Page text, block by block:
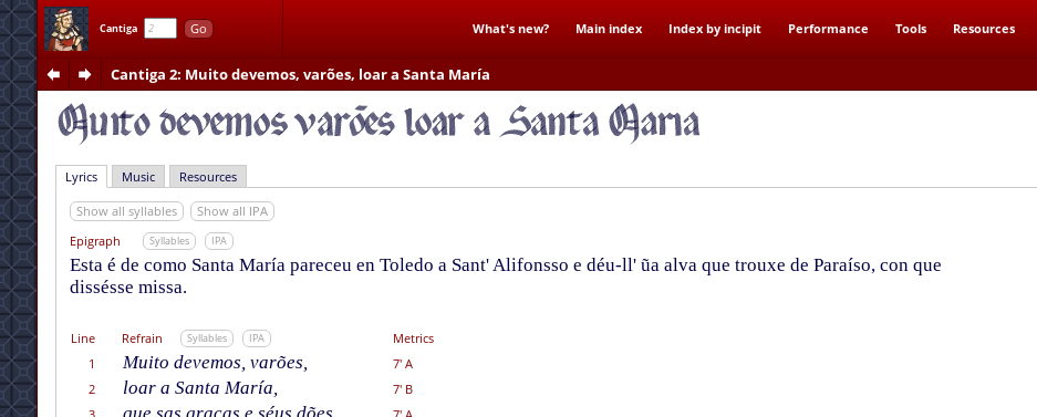
Cantiga Go What's new? Main index Index by incipit Performance Tools Resources
Cantiga 2: Muito devemos, varões, loar a Santa María
Lyrics Music Resources
Show all syllables
Show all IPA
Epigraph
Syllables IPA
Esta é de como Santa María pareceu en Toledo a Sant' Alifonsso e déu-ll' ũa alva que trouxe de Paraíso, con que
dissésse missa.
Line Refrain Syllables IPA
Metrics
1
Muito devemos, varões,
7' A
2
loar a Santa María,
7' B